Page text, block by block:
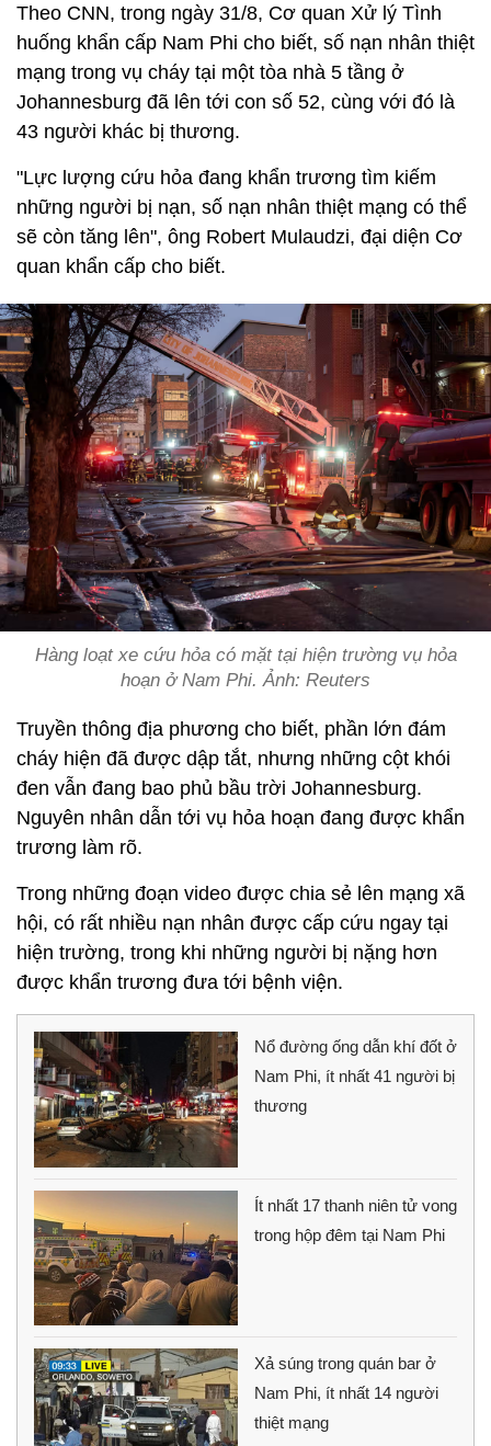
Theo CNN, trong ngày 31/8, Cơ quan Xử lý Tình
huống khẩn cấp Nam Phi cho biết, số nạn nhân thiệt
mạng trong vụ cháy tại một tòa nhà 5 tầng ở
Johannesburg đã lên tới con số 52, cùng với đó là
43 người khác bị thương.
"Lực lượng cứu hỏa đang khẩn trương tìm kiếm
những người bị nạn, số nạn nhân thiệt mạng có thể
sẽ còn tăng lên", ông Robert Mulaudzi, đại diện Cơ
quan khẩn cấp cho biết.
Hàng loạt xe cứu hỏa có mặt tại hiện trường vụ hỏa
hoạn ở Nam Phi. Ảnh: Reuters
Truyền thông địa phương cho biết, phần lớn đám
cháy hiện đã được dập tắt, nhưng những cột khói
đen vẫn đang bao phủ bầu trời Johannesburg.
Nguyên nhân dẫn tới vụ hỏa hoạn đang được khẩn
trương làm rõ.
Trong những đoạn video được chia sẻ lên mạng xã
hội, có rất nhiều nạn nhân được cấp cứu ngay tại
hiện trường, trong khi những người bị nặng hơn
được khẩn trương đưa tới bệnh viện.
Nổ đường ống dẫn khí đốt ở
Nam Phi, ít nhất 41 người bị
thương
Ít nhất 17 thanh niên tử vong
trong hộp đêm tại Nam Phi
Xả súng trong quán bar ở
Nam Phi, ít nhất 14 người
thiệt mạng